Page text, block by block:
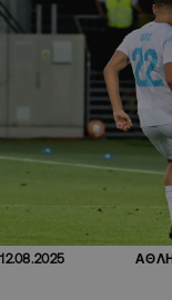
12.08.2025